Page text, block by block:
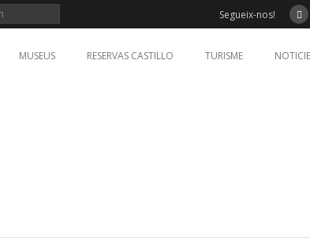
Segueix-nos!
MUSEUS RESERVAS CASTILLO TURISME